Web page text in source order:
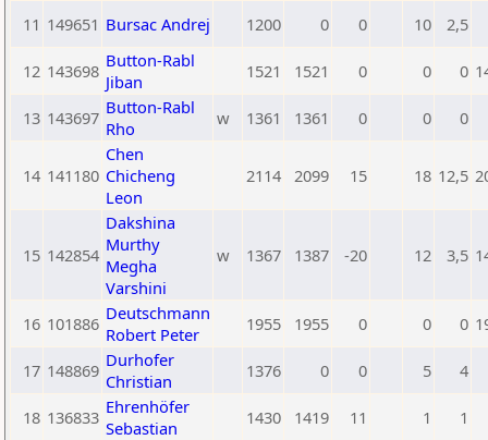
11 149651 Bursac Andrej 1200 0 0 10 2,5
12 143698 Button-Rabl
Jiban
1521 1521 0 0 0
13 143697 Button-Rabl
Rho
w 1361 1361 0 0 0
14 141180
Chen
Chicheng
Leon
2114 2099 15 18 12,5
15 142854
Dakshina
Murthy
Megha
Varshini
w 1367 1387 -20 12 3,5
16 101886 Deutschmann
Robert Peter
1955 1955 0 0 0
17 148869 Durhofer
Christian
1376 0 0 5 4
18 136833 Ehrenhöfer
Sebastian
1430 1419 11 1 1